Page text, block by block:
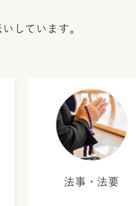
しています。
法事・法要